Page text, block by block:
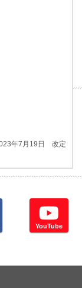
年7月19日 改定
YouTube